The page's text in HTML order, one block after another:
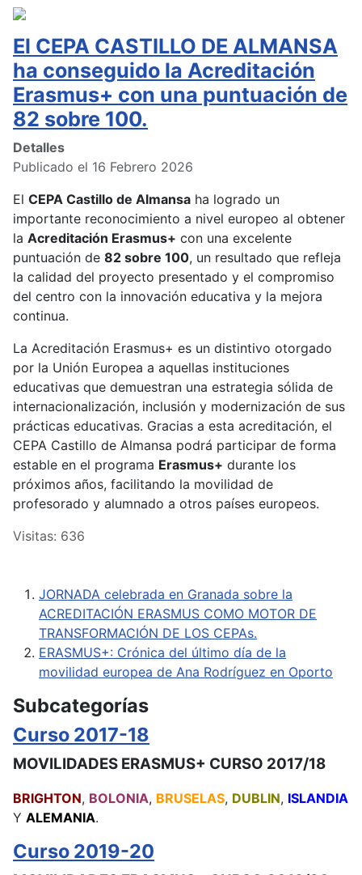
El CEPA CASTILLO DE ALMANSA
ha conseguido la Acreditación
Erasmus+ con una puntuación de
82 sobre 100.
Detalles
Publicado el 16 Febrero 2026
El CEPA Castillo de Almansa ha logrado un
importante reconocimiento a nivel europeo al obtener
la Acreditación Erasmus+ con una excelente
puntuación de 82 sobre 100, un resultado que refleja
la calidad del proyecto presentado y el compromiso
del centro con la innovación educativa y la mejora
continua.
La Acreditación Erasmus+ es un distintivo otorgado
por la Unión Europea a aquellas instituciones
educativas que demuestran una estrategia sólida de
internacionalización, inclusión y modernización de sus
prácticas educativas. Gracias a esta acreditación, el
CEPA Castillo de Almansa podrá participar de forma
estable en el programa Erasmus+ durante los
próximos años, facilitando la movilidad de
profesorado y alumnado a otros países europeos.
Visitas: 636
JORNADA celebrada en Granada sobre la
ACREDITACIÓN ERASMUS COMO MOTOR DE
TRANSFORMACIÓN DE LOS CEPAs.
ERASMUS+: Crónica del último día de la
movilidad europea de Ana Rodríguez en Oporto
Subcategorías
Curso 2017-18
MOVILIDADES ERASMUS+ CURSO 2017/18
BRIGHTON, BOLONIA, BRUSELAS, DUBLIN, ISLANDIA
Y ALEMANIA.
Curso 2019-20